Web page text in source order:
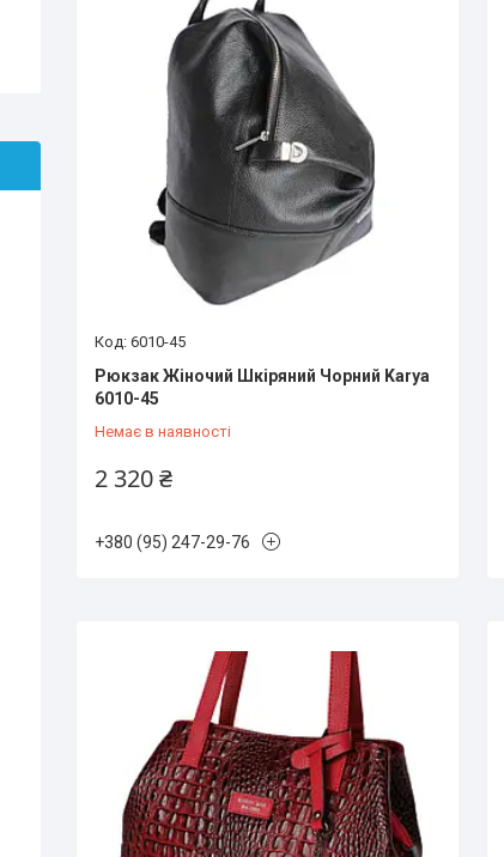
6010-45
Рюкзак Жіночий Шкіряний Чорний Karya
6010-45
Немає в наявності
2 320 ₴
+380 (95) 247-29-76